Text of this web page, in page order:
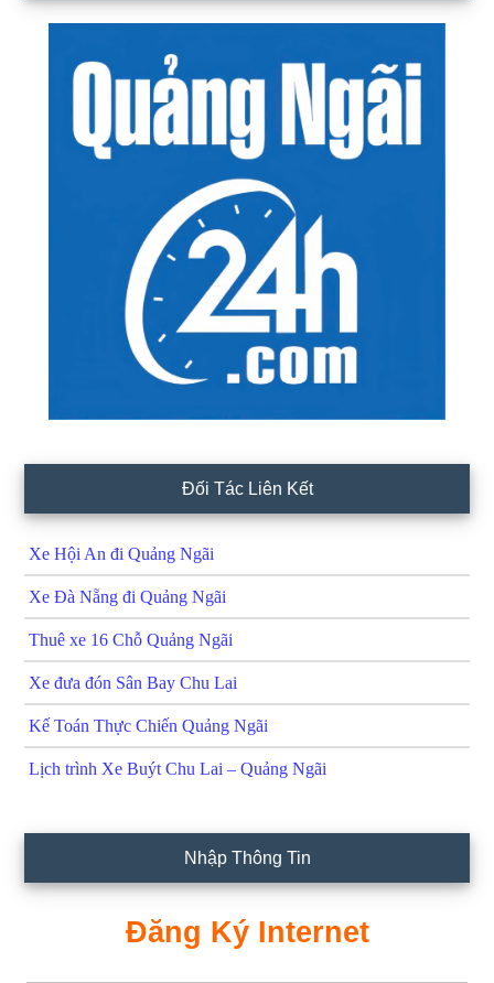
Đối Tác Liên Kết
Xe Hội An đi Quảng Ngãi
Xe Đà Nẵng đi Quảng Ngãi
Thuê xe 16 Chỗ Quảng Ngãi
Xe đưa đón Sân Bay Chu Lai
Kế Toán Thực Chiến Quảng Ngãi
Lịch trình Xe Buýt Chu Lai – Quảng Ngãi
Nhập Thông Tin
Đăng Ký Internet